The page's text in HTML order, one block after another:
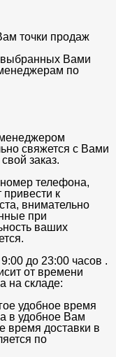
точки продаж
выбранных Вами
по
свяжется с Вами
заказ.
телефона,
к
внимательно
при
ваших
до 23:00 часов .
от времени
на складе:
удобное время
в удобное Вам
время доставки в
по